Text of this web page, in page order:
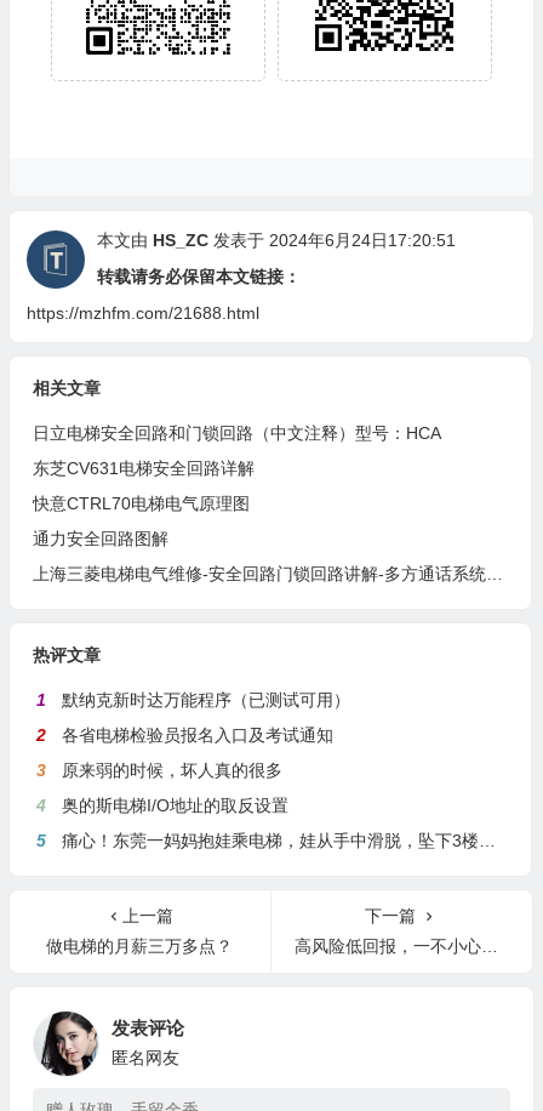
本文由 HS_ZC发表于 2024年6月24日17:20:51
转载请务必保留本文链接：
https://mzhfm.com/21688.html
相关文章
日立电梯安全回路和门锁回路（中文注释）型号：HCA
东芝CV631电梯安全回路详解
快意CTRL70电梯电气原理图
通力安全回路图解
上海三菱电梯电气维修-安全回路门锁回路讲解-多方通话系统讲解
热评文章
1
默纳克新时达万能程序（已测试可用）
2
各省电梯检验员报名入口及考试通知
3
原来弱的时候，坏人真的很多
4
奥的斯电梯I/O地址的取反设置
5
痛心！东莞一妈妈抱娃乘电梯，娃从手中滑脱，坠下3楼身亡
上一篇
做电梯的月薪三万多点？
下一篇
高风险低回报，一不小心还有可能踩缝纫机，维保工出现大批量辞职
发表评论
匿名网友